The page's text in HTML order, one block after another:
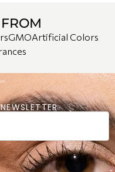
GMOArtificial Colors